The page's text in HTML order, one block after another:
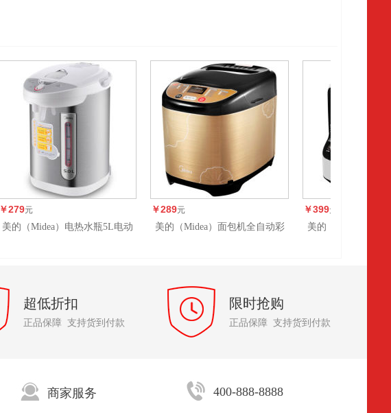
￥279元
美的（Midea）电热水瓶5L电动
￥289元
美的（Midea）面包机全自动彩
￥399元
美的（Midea）面
超低折扣
正品保障 支持货到付款
限时抢购
正品保障 支持货到付款
商家服务 400-888-8888